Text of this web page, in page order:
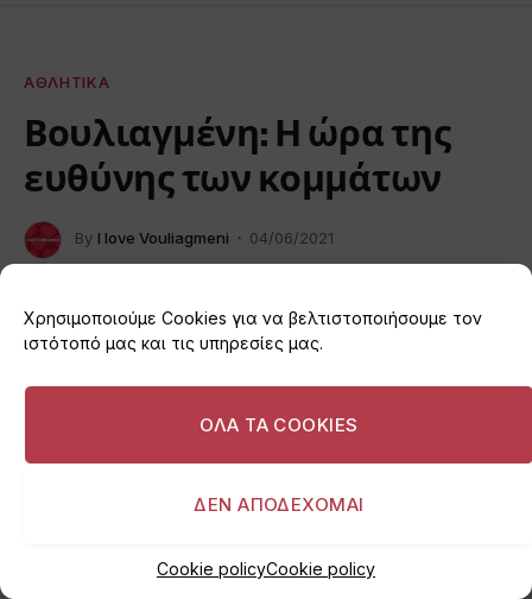
Χρησιμοποιούμε Cookies για να βελτιστοποιήσουμε τον
ιστότοπό μας και τις υπηρεσίες μας.
ΟΛΑ ΤΑ COOKIES
ΔΕΝ ΑΠΟΔΕΧΟΜΑΙ
Cookie policyCookie policy
ΑΘΛΗΤΙΚΆ
Βουλιαγμένη: Η ώρα της
ευθύνης των κομμάτων
By I love Vouliagmeni
04/06/2021